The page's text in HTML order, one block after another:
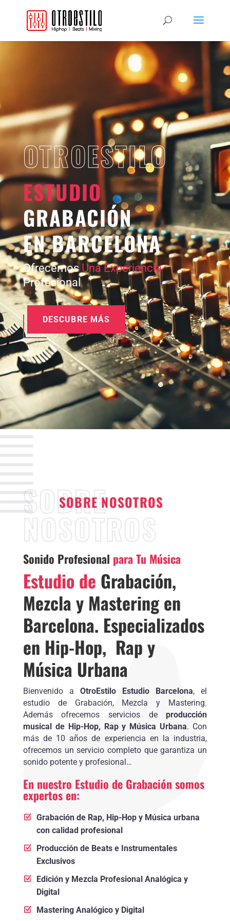
OTROESTILO
ESTUDIO
GRABACIÓN
EN BARCELONA
OfrecemosUna Experiencia
Profesional
DESCUBRE MÁS
SOBRE
Sonido Profesional para Tu Música
Estudio de Grabación,
Mezcla y Mastering en
Barcelona. Especializados
en Hip-Hop, Rap y
Música Urbana
Bienvenido a OtroEstilo Estudio Barcelona, el
estudio de Grabación, Mezcla y Mastering.
Además ofrecemos servicios deproducción
musical de Hip-Hop, Rap y Música Urbana. Con
más de 10 años de experiencia en la industria,
ofrecemos un servicio completo que garantiza un
sonido potente y profesional…
En nuestro Estudio de Grabación somos
expertos en:
Grabación de Rap, Hip-Hop y Música urbana
con calidad profesional
Producción de Beats e Instrumentales
Exclusivos
Edición y Mezcla Profesional Analógica y
Digital
Mastering Analógico y Digital
SOBRE NOSOTROS